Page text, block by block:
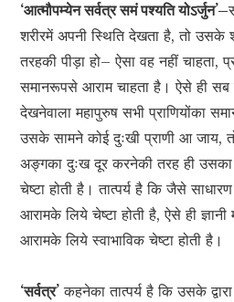
‘आत्मौपम्येन सर्वत्र समं पश्यति योऽर्जुन’–
शरीरमें अपनी स्थिति देखता है, तो
तरहकी पीड़ा हो– ऐसा वह नहीं चाहता,
समानरूपसे आराम चाहता है। ऐसे ही सब
देखनेवाला महापुरुष सभी प्राणियोंका
उसके सामने कोई दुःखी प्राणी आ जाय,
अङ्गका दुःख दूर करनेकी तरह ही उसका
चेष्टा होती है। तात्पर्य है कि जैसे
आरामके लिये चेष्टा होती है, ऐसे ही
आरामके लिये स्वाभाविक चेष्टा होती है।
‘सर्वत्र’ कहनेका तात्पर्य है कि उसके